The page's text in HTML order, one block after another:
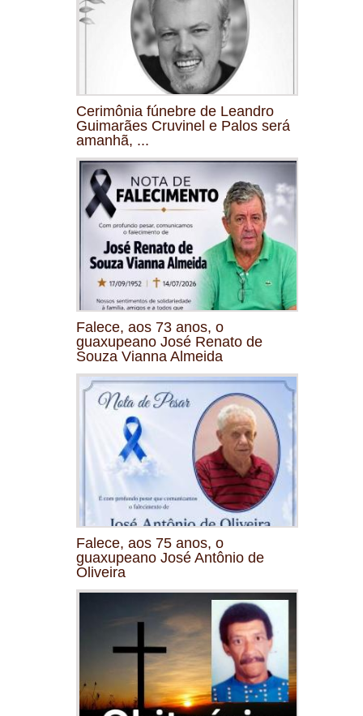
Cerimônia fúnebre de Leandro
Guimarães Cruvinel e Palos será
amanhã, ...
Falece, aos 73 anos, o
guaxupeano José Renato de
Souza Vianna Almeida
Falece, aos 75 anos, o
guaxupeano José Antônio de
Oliveira